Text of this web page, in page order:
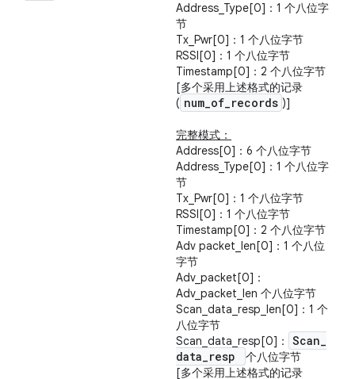
Address_Type[0]：1 个八位字
节
Tx_Pwr[0]：1 个八位字节
RSSI[0]：1 个八位字节
Timestamp[0]：2 个八位字节
[多个采用上述格式的记录
( num_of_records )]
完整模式：
Address[0]：6 个八位字节
Address_Type[0]：1 个八位字
节
Tx_Pwr[0]：1 个八位字节
RSSI[0]：1 个八位字节
Timestamp[0]：2 个八位字节
Adv packet_len[0]：1 个八位
字节
Adv_packet[0]：
Adv_packet_len 个八位字节
Scan_data_resp_len[0]：1 个
八位字节
Scan_data_resp[0]：
Scan_
data_resp
个八位字节
[多个采用上述格式的记录